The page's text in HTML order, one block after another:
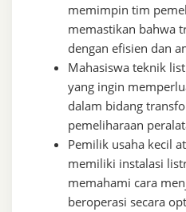
memimpin tim
memastikan bahwa
dengan efisien dan
Mahasiswa teknik
yang ingin
dalam bidang
pemeliharaan
Pemilik usaha kecil
memiliki instalasi
memahami cara
beroperasi secara